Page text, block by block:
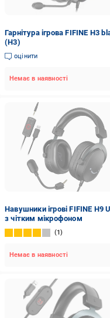
Гарнітура ігрова FIFINE H3
(H3)
оцінити
Немає в наявності
Навушники ігрові FIFINE H9
з чітким мікрофоном
1
Немає в наявності